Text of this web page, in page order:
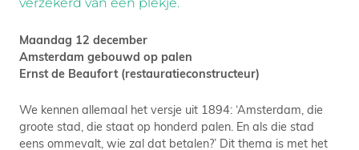
Maandag 12 december
Amsterdam gebouwd op palen
Ernst de Beaufort (restauratieconstructeur)
We kennen allemaal het versje uit 1894: ‘Amsterdam, die
groote stad, die staat op honderd palen. En als die stad
eens ommevalt, wie zal dat betalen?’ Dit thema is met het